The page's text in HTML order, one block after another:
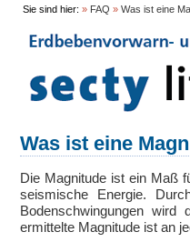
Sie sind hier: » FAQ » Was ist eine
Was ist eine
Die Magnitude ist ein Maß
seismische Energie.
Bodenschwingungen wird
ermittelte Magnitude ist an